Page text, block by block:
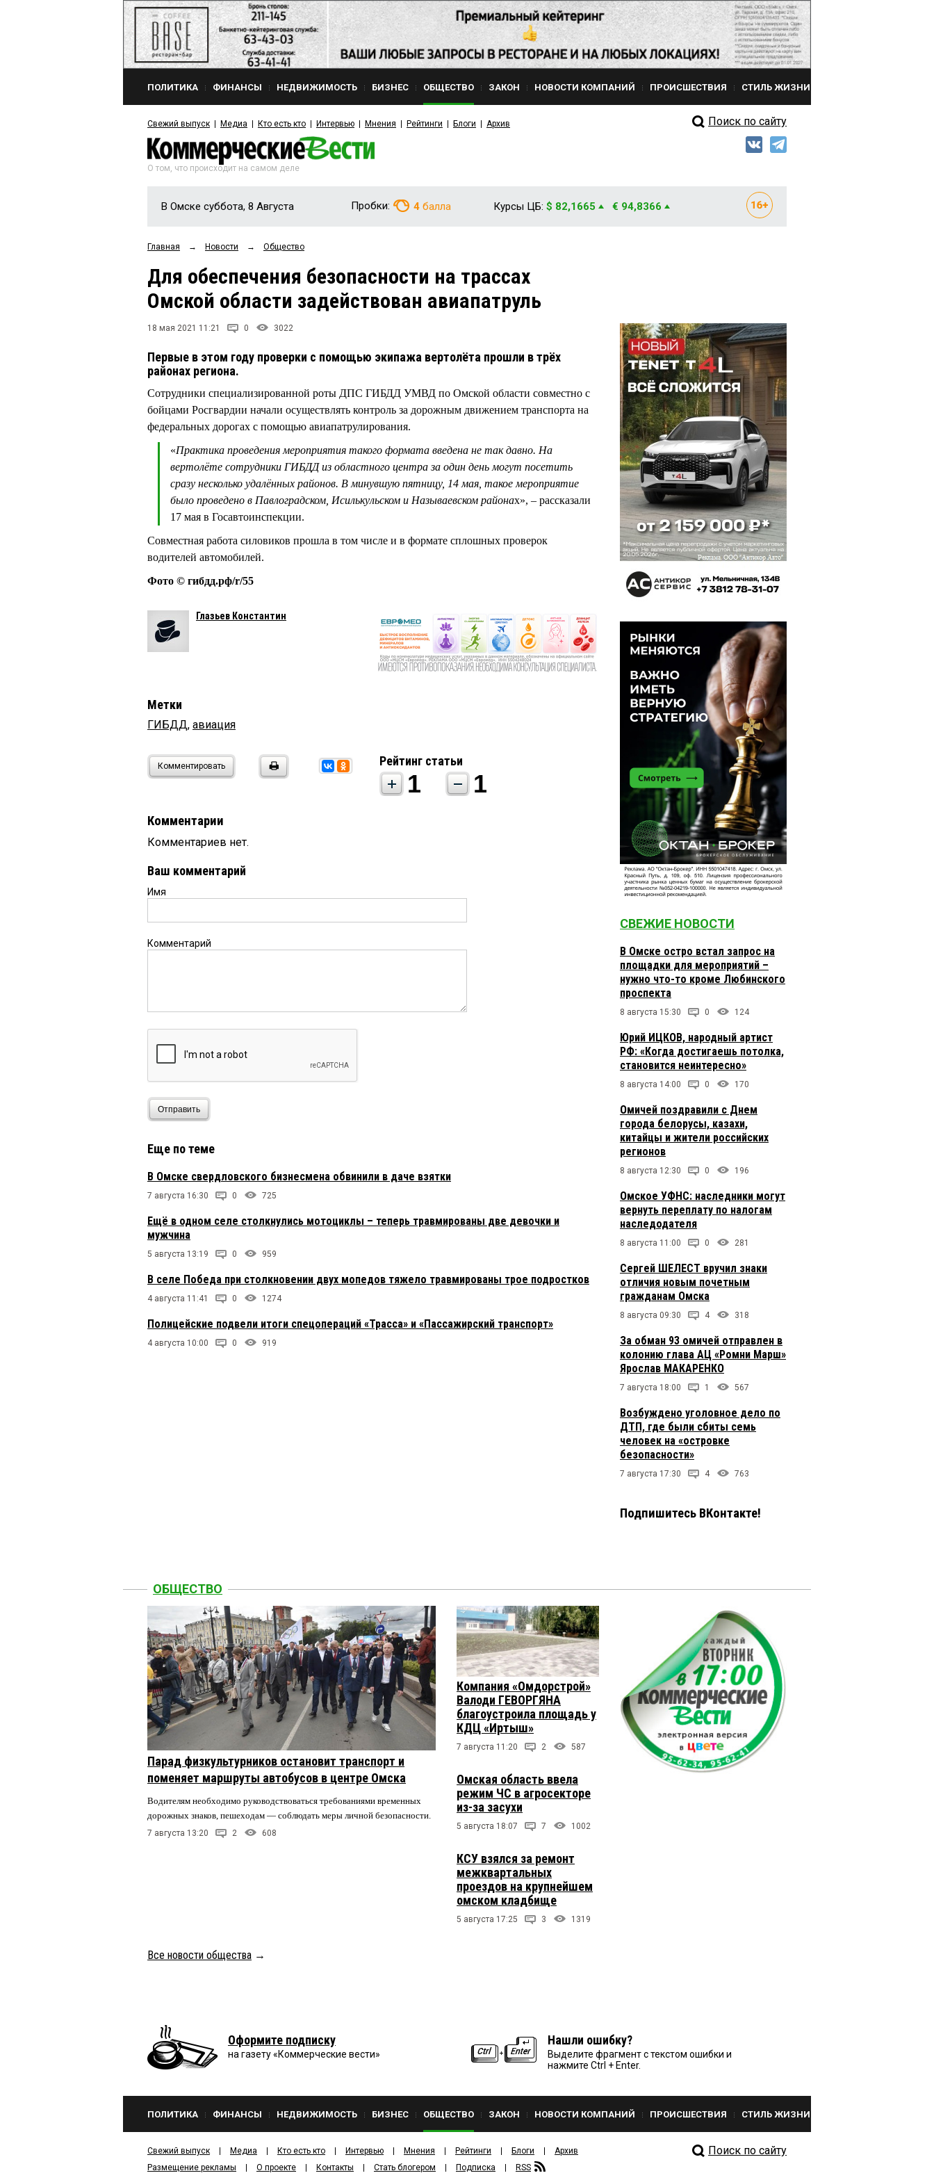
ПОЛИТИКА ФИНАНСЫ НЕДВИЖИМОСТЬ БИЗНЕС ОБЩЕСТВО ЗАКОН НОВОСТИ КОМПАНИЙ ПРОИСШЕСТВИЯ СТИЛЬ ЖИЗНИ
Свежий выпуск Медиа Кто есть кто Интервью Мнения Рейтинги Блоги Архив Поиск по сайту
О том, что происходит на самом деле
В Омске суббота, 8 Августа Пробки: 4 балла Курсы ЦБ: $ 82,1665 € 94,8366
Главная → Новости → Общество
Для обеспечения безопасности на трассах
Омской области задействован авиапатруль
18 мая 2021 11:21 0 3022
Первые в этом году проверки с помощью экипажа вертолёта прошли в трёх
районах региона.
Сотрудники специализированной роты ДПС ГИБДД УМВД по Омской области совместно с
бойцами Росгвардии начали осуществлять контроль за дорожным движением транспорта на
федеральных дорогах с помощью авиапатрулирования.
«Практика проведения мероприятия такого формата введена не так давно. На
вертолёте сотрудники ГИБДД из областного центра за один день могут посетить
сразу несколько удалённых районов. В минувшую пятницу, 14 мая, такое мероприятие
было проведено в Павлоградском, Исилькульском и Называевском районах», – рассказали
17 мая в Госавтоинспекции.
Совместная работа силовиков прошла в том числе и в формате сплошных проверок
водителей автомобилей.
Фото © гибдд.рф/r/55
Глазьев Константин
Метки
ГИБДД, авиация
Комментировать Рейтинг статьи
1 1
Комментарии
Комментариев нет.
Ваш комментарий
Имя
Комментарий
Отправить
Еще по теме
В Омске свердловского бизнесмена обвинили в даче взятки
7 августа 16:30 0 725
Ещё в одном селе столкнулись мотоциклы – теперь травмированы две девочки и
мужчина
5 августа 13:19 0 959
В селе Победа при столкновении двух мопедов тяжело травмированы трое подростков
4 августа 11:41 0 1274
Полицейские подвели итоги спецопераций «Трасса» и «Пассажирский транспорт»
4 августа 10:00 0 919
СВЕЖИЕ НОВОСТИ
В Омске остро встал запрос на
площадки для мероприятий –
нужно что-то кроме Любинского
проспекта
8 августа 15:30 0 124
Юрий ИЦКОВ, народный артист
РФ: «Когда достигаешь потолка,
становится неинтересно»
8 августа 14:00 0 170
Омичей поздравили с Днем
города белорусы, казахи,
китайцы и жители российских
регионов
8 августа 12:30 0 196
Омское УФНС: наследники могут
вернуть переплату по налогам
наследодателя
8 августа 11:00 0 281
Сергей ШЕЛЕСТ вручил знаки
отличия новым почетным
гражданам Омска
8 августа 09:30 4 318
За обман 93 омичей отправлен в
колонию глава АЦ «Ромни Марш»
Ярослав МАКАРЕНКО
7 августа 18:00 1 567
Возбуждено уголовное дело по
ДТП, где были сбиты семь
человек на «островке
безопасности»
7 августа 17:30 4 763
Подпишитесь ВКонтакте!
ОБЩЕСТВО
Парад физкультурников остановит транспорт и
поменяет маршруты автобусов в центре Омска
Водителям необходимо руководствоваться требованиями временных
дорожных знаков, пешеходам — соблюдать меры личной безопасности.
7 августа 13:20 2 608
Компания «Омдорстрой»
Валоди ГЕВОРГЯНА
благоустроила площадь у
КДЦ «Иртыш»
7 августа 11:20 2 587
Омская область ввела
режим ЧС в агросекторе
из-за засухи
5 августа 18:07 7 1002
КСУ взялся за ремонт
межквартальных
проездов на крупнейшем
омском кладбище
5 августа 17:25 3 1319
Все новости общества →
Оформите подписку
на газету «Коммерческие вести»
Нашли ошибку?
Выделите фрагмент с текстом ошибки и
нажмите Ctrl + Enter.
ПОЛИТИКА ФИНАНСЫ НЕДВИЖИМОСТЬ БИЗНЕС ОБЩЕСТВО ЗАКОН НОВОСТИ КОМПАНИЙ ПРОИСШЕСТВИЯ СТИЛЬ ЖИЗНИ
Свежий выпуск Медиа Кто есть кто Интервью Мнения Рейтинги Блоги
Архив
Размещение рекламы
О проекте Контакты Стать блогером Подписка RSS
Поиск по сайту